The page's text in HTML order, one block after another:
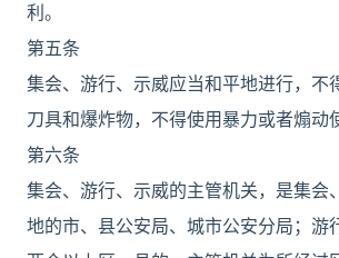
利。
第五条
集会、游行、示威应当和平地进行，不
刀具和爆炸物，不得使用暴力或者煽动
第六条
集会、游行、示威的主管机关，是集会
地的市、县公安局、城市公安分局；游